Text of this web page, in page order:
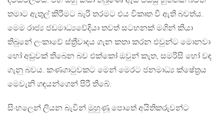
තමාට ඇතුල් කිරීමට බැරි තරමට එය විකෘත වී ඇති බවත්ය.
මෙම රාජ්‍ය ජඩමාධ්‍යවේදියා තවත් සටහනක් මගින් කියා
තිබුනේ ලංකාවේ ස්ත්‍රීවාදය ගැන කතා කරන එවුන්ට මොනවා
හෝ අඩුවක් තිබෙන බව එක්කෝ ඔවුන් කැත, සමරිසි හෝ වඳ
ගැනු බවය. කණගාටුවකට මෙන් මෙරට ජනමාධ්‍ය ක්ෂේත්‍රය
මෙවැනි ගඳයන්ගෙන් පිරී තිබේ.
සිංහලෙන් ලියන බැවින් මුහුණූ පොතේ අයිතිකරුවන්ට